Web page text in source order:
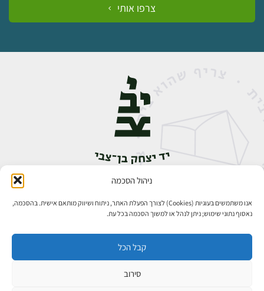
ניהול הסכמה
אנו משתמשים בעוגיות (Cookies) לצורך הפעלת האתר, ניתוח ושיווק מותאם אישית. בהסכמה,
נאסוף נתוני שימוש; ניתן לנהל או למשוך הסכמה בכל עת.
קבל הכל
סירוב
צרפו אותי
אבן גבירול 14, רחביה, ירושלים